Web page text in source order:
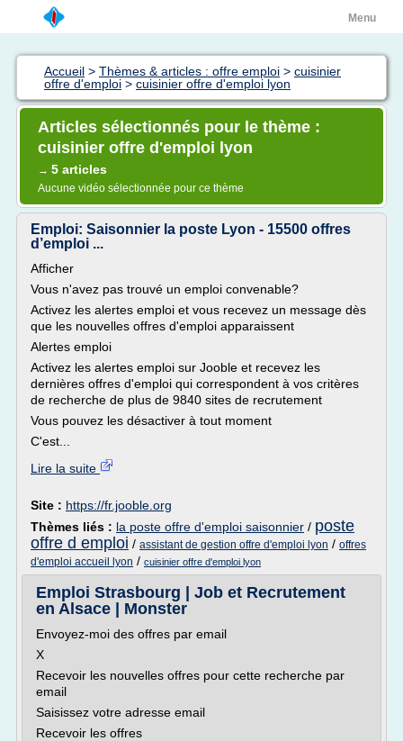
Menu
Accueil > Thèmes & articles : offre emploi > cuisinier
offre d'emploi > cuisinier offre d'emploi lyon
Articles sélectionnés pour le thème :
cuisinier offre d'emploi lyon
→ 5 articles
Aucune vidéo sélectionnée pour ce thème
Emploi: Saisonnier la poste Lyon - 15500 offres
d’emploi ...
Afficher
Vous n'avez pas trouvé un emploi convenable?
Activez les alertes emploi et vous recevez un message dès
que les nouvelles offres d'emploi apparaissent
Alertes emploi
Activez les alertes emploi sur Jooble et recevez les
dernières offres d'emploi qui correspondent à vos critères
de recherche de plus de 9840 sites de recrutement
Vous pouvez les désactiver à tout moment
C'est...
Lire la suite
Site : https://fr.jooble.org
Thèmes liés : la poste offre d'emploi saisonnier / poste
offre d emploi / assistant de gestion offre d'emploi lyon / offres
d'emploi accueil lyon / cuisinier offre d'emploi lyon
Emploi Strasbourg | Job et Recrutement
en Alsace | Monster
Envoyez-moi des offres par email
X
Recevoir les nouvelles offres pour cette recherche par
email
Saisissez votre adresse email
Recevoir les offres